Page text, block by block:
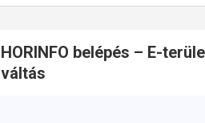
HORINFO belépés – E-
váltás